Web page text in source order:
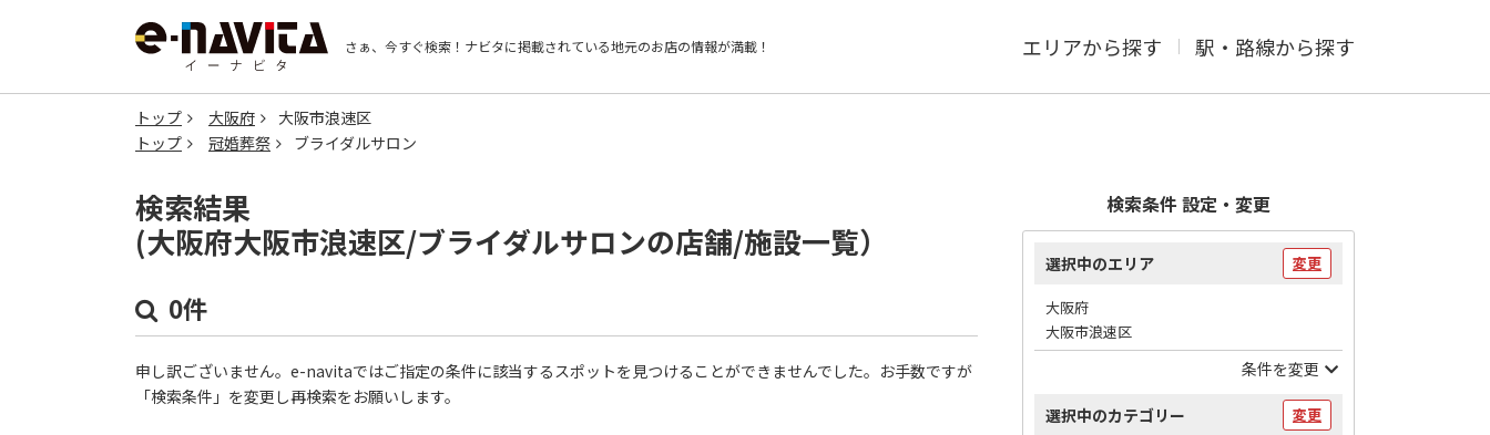
さぁ、今すぐ検索！ ナビタに掲載されている地元のお店の情報が満載！ エリアから探す 駅・路線から探す
トップ 大阪府
大阪市浪速区
トップ
冠婚葬祭 ブライダルサロン
検索結果
(大阪府大阪市浪速区/ブライダルサロンの店舗/施設一覧）
0件
申し訳ございません。e-navitaではご指定の条件に該当するスポットを見つけることができませんでした。お手数ですが
「検索条件」を変更し再検索をお願いします。
検索条件 設定・変更
選択中のエリア 変更
大阪府
大阪市浪速区
条件を変更
選択中のカテゴリー 変更